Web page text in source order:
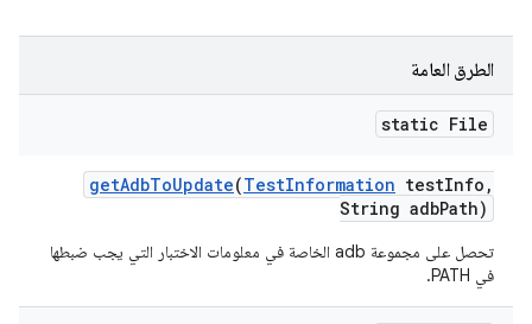
الطرق العامة
static File
getAdbToUpdate(TestInformation testInfo ,
String adbPath)
تحصل على مجموعة adb الخاصة في معلومات الاختبار التي يجب ضبطها
في PATH.